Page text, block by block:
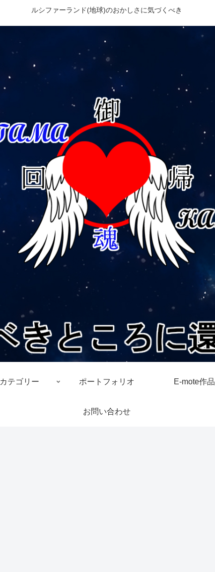
ルシファーランド(地球)のおかしさに気づくべき
カテゴリー ポートフォリオ E-mote作品
お問い合わせ